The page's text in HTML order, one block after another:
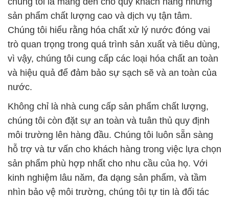
và hiệu quả để đảm bảo sự sạch sẽ và an toàn của
nước.
Không chỉ là nhà cung cấp sản phẩm chất lượng,
chúng tôi còn đặt sự an toàn và tuân thủ quy định
môi trường lên hàng đầu. Chúng tôi luôn sẵn sàng
hỗ trợ và tư vấn cho khách hàng trong việc lựa chọn
sản phẩm phù hợp nhất cho nhu cầu của họ. Với
kinh nghiệm lâu năm, đa dạng sản phẩm, và tầm
nhìn bảo vệ môi trường, chúng tôi tự tin là đối tác
đáng tin cậy cho mọi doanh nghiệp.
Ngoài ra, Đắc Trường Phát không chỉ hoạt động
trong thị trường nội địa mà còn có mối quan hệ hợp
tác với đối tác quốc tế. Chúng tôi tự hào về khả